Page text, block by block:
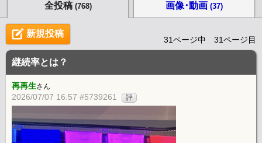
全投稿 (768) 画像･動画 (37)
新規投稿
31ページ中 31ページ目
継続率とは？
再再生さん
2026/07/07 16:57 #5739261 評